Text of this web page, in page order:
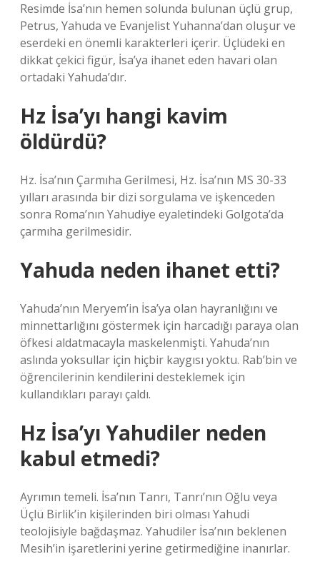
Resimde İsa’nın hemen solunda bulunan üçlü grup,
Petrus, Yahuda ve Evanjelist Yuhanna’dan oluşur ve
eserdeki en önemli karakterleri içerir. Üçlüdeki en
dikkat çekici figür, İsa’ya ihanet eden havari olan
ortadaki Yahuda’dır.
Hz İsa’yı hangi kavim
öldürdü?
Hz. İsa’nın Çarmıha Gerilmesi, Hz. İsa’nın MS 30-33
yılları arasında bir dizi sorgulama ve işkenceden
sonra Roma’nın Yahudiye eyaletindeki Golgota’da
çarmıha gerilmesidir.
Yahuda neden ihanet etti?
Yahuda’nın Meryem’in İsa’ya olan hayranlığını ve
minnettarlığını göstermek için harcadığı paraya olan
öfkesi aldatmacayla maskelenmişti. Yahuda’nın
aslında yoksullar için hiçbir kaygısı yoktu. Rab’bin ve
öğrencilerinin kendilerini desteklemek için
kullandıkları parayı çaldı.
Hz İsa’yı Yahudiler neden
kabul etmedi?
Ayrımın temeli. İsa’nın Tanrı, Tanrı’nın Oğlu veya
Üçlü Birlik’in kişilerinden biri olması Yahudi
teolojisiyle bağdaşmaz. Yahudiler İsa’nın beklenen
Mesih’in işaretlerini yerine getirmediğine inanırlar.